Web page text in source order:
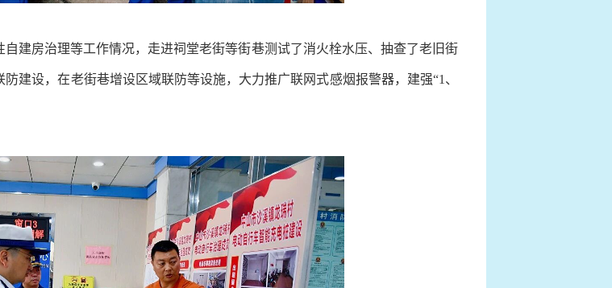
建房治理等工作情况，走进祠堂老街等街巷测试了消火栓水压、抽查了老旧街
建设，在老街巷增设区域联防等设施，大力推广联网式感烟报警器，建强“1、